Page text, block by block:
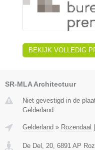
BEKIJK VOLLEDIG
SR-MLA Architectuur
Niet gevestigd in de
Gelderland.
Gelderland » Rozendaal
De Del, 20, 6891 AP